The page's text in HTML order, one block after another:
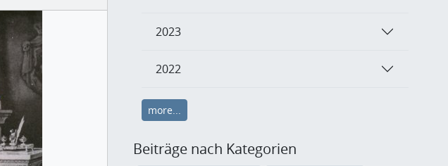
2023
2022
more...
Beiträge nach Kategorien